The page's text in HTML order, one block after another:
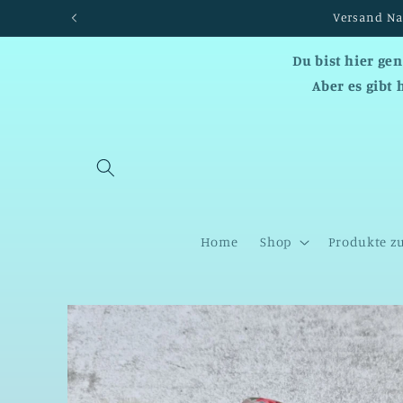
Inhalt
Du bist hier
Aber es gibt
Home Shop Produkte
Zu
Produktinformationen
springen